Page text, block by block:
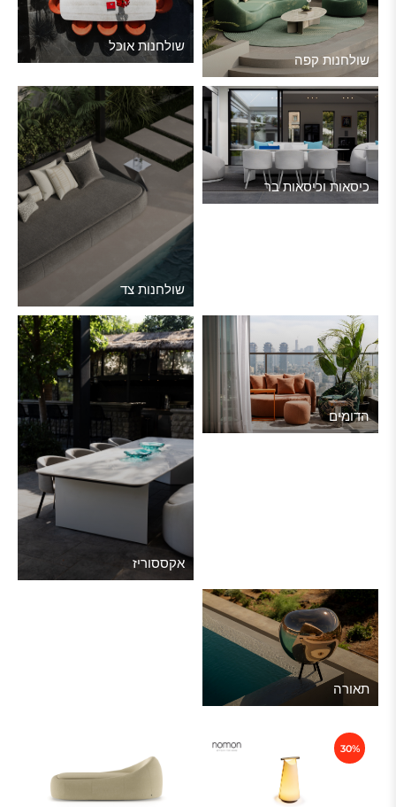
שולחנות קפה
שולחנות אוכל
כיסאות וכיסאות בר
שולחנות צד
הדומים
אקססוריז
תאורה
30%